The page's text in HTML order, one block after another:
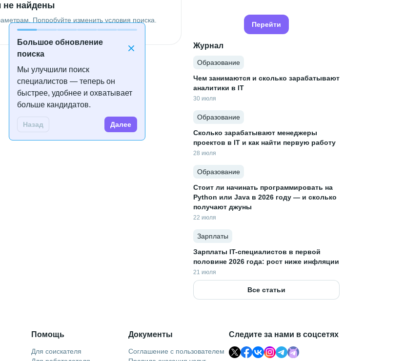
Большое обновление
поиска
Мы улучшили поиск
специалистов — теперь он
быстрее, удобнее и охватывает
больше кандидатов.
Назад Далее
не найдены
Попробуйте изменить условия поиска.
Перейти
Журнал
Образование
Чем занимаются и сколько зарабатывают
аналитики в IT
30 июля
Образование
Сколько зарабатывают менеджеры
проектов в IT и как найти первую работу
28 июля
Образование
Стоит ли начинать программировать на
Python или Java в 2026 году — и сколько
получают джуны
22 июля
Зарплаты
Зарплаты IT-специалистов в первой
половине 2026 года: рост ниже инфляции
21 июля
Все статьи
Помощь
Для соискателя
Документы
Соглашение с пользователем
Следите за нами в соцсетях